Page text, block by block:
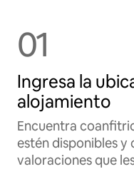
01
Ingresa la
alojamiento
Encuentra
estén disponibles y
valoraciones que